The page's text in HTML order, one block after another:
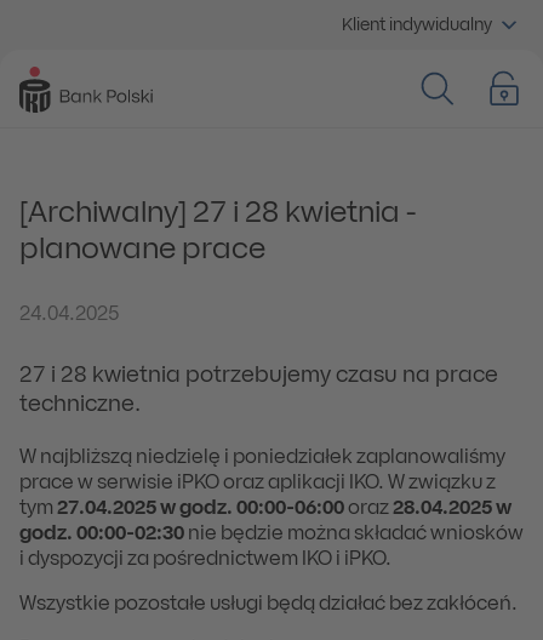
Klient indywidualny
[Archiwalny] 27 i 28 kwietnia -
planowane prace
24.04.2025
27 i 28 kwietnia potrzebujemy czasu na prace
techniczne.
W najbliższą niedzielę i poniedziałek zaplanowaliśmy
prace w serwisie iPKO oraz aplikacji IKO. W związku z
tym 27.04.2025 w godz. 00:00-06:00 oraz 28.04.2025 w
godz. 00:00-02:30 nie będzie można składać wniosków
i dyspozycji za pośrednictwem IKO i iPKO.
Wszystkie pozostałe usługi będą działać bez zakłóceń.